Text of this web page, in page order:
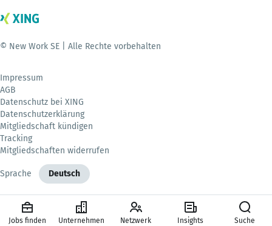
© New Work SE | Alle Rechte vorbehalten
Impressum
AGB
Datenschutz bei XING
Datenschutzerklärung
Mitgliedschaft kündigen
Tracking
Mitgliedschaften widerrufen
Sprache Deutsch
Jobs finden Unternehmen Netzwerk Insights Suche